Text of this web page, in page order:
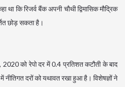
कि रिजर्व बैंक अपनी चौथी द्विमासिक मौद्रिक
छोड़ सकता है।
2020 को रेपो दर में 0.4 प्रतिशत कटौती के बाद
दरों को यथावत रखा हुआ है। विशेषज्ञों ने